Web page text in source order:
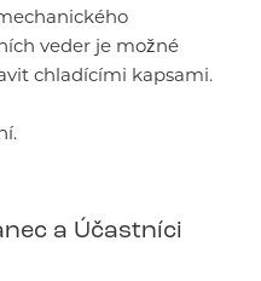
veder je možné
chladícími kapsami.
a Účastníci